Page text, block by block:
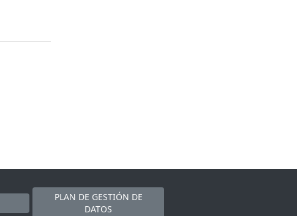
PLAN DE GESTIÓN DE
DATOS